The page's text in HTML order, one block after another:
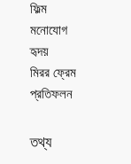
ফিল্ম
মনোযোগ
হৃদয়
মিরর ফ্রেম
প্রতিফলন
তথ্য